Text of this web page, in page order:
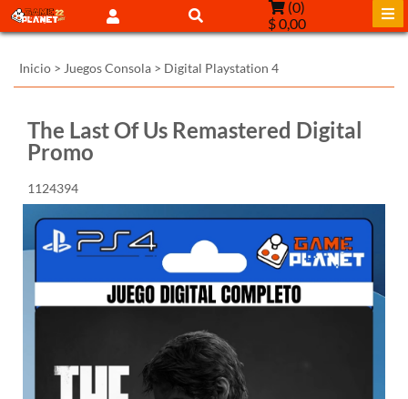
(0)
$ 0,00
Inicio > Juegos Consola > Digital Playstation 4
The Last Of Us Remastered Digital
Promo
1124394